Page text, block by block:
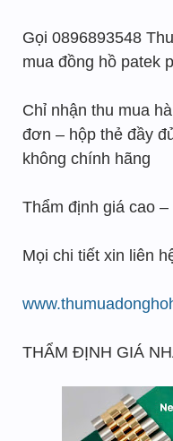
Gọi 0896893548
mua đồng hồ patek
Chỉ nhận thu mua
đơn – hộp thẻ đầy
không chính hãng
Thẩm định giá cao
Mọi chi tiết xin liên
THẨM ĐỊNH GIÁ